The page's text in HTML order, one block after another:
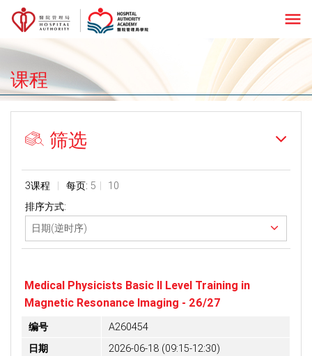
menu
课程
筛选
3课程 每页: 5
10
排序方式:
Medical Physicists Basic II Level Training in
Magnetic Resonance Imaging - 26/27
编号
A260454
日期
2026-06-18 (09:15-12:30)